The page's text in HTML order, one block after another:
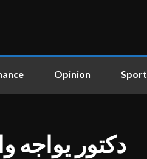
Opinion Sport
دكتور يواجه